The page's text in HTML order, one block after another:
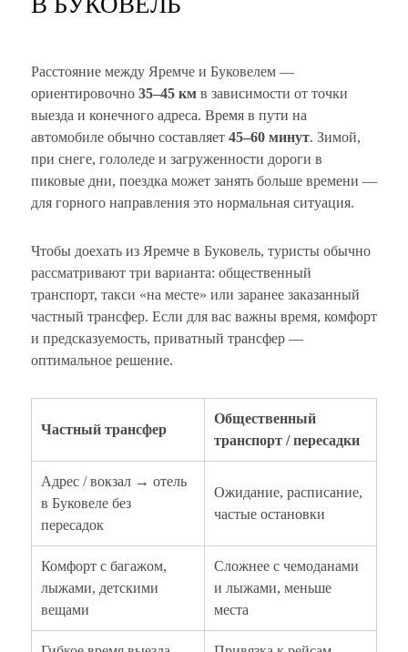
Расстояние между Яремче и Буковелем —
ориентировочно 35–45 км в зависимости от точки
выезда и конечного адреса. Время в пути на
автомобиле обычно составляет 45–60 минут. Зимой,
при снеге, гололеде и загруженности дороги в
пиковые дни, поездка может занять больше времени —
для горного направления это нормальная ситуация.
Чтобы доехать из Яремче в Буковель, туристы обычно
рассматривают три варианта: общественный
транспорт, такси «на месте» или заранее заказанный
частный трансфер. Если для вас важны время, комфорт
и предсказуемость, приватный трансфер —
оптимальное решение.
Частный трансфер
Общественный
транспорт / пересадки
Адрес / вокзал → отель
в Буковеле без
пересадок
Ожидание, расписание,
частые остановки
Комфорт с багажом,
лыжами, детскими
вещами
Сложнее с чемоданами
и лыжами, меньше
места